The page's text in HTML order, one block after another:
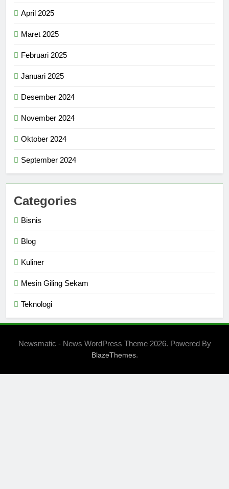
April 2025
Maret 2025
Februari 2025
Januari 2025
Desember 2024
November 2024
Oktober 2024
September 2024
Categories
Bisnis
Blog
Kuliner
Mesin Giling Sekam
Teknologi
Newsmatic - News WordPress Theme 2026. Powered By
BlazeThemes.